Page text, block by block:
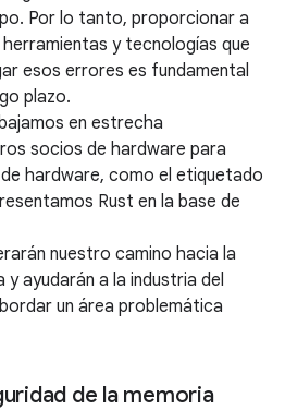
Por lo tanto, proporcionar a
y tecnologías que
esos errores es fundamental
plazo.
en estrecha
socios de hardware para
hardware, como el etiquetado
Rust en la base de
nuestro camino hacia la
ayudarán a la industria del
un área problemática
de la memoria